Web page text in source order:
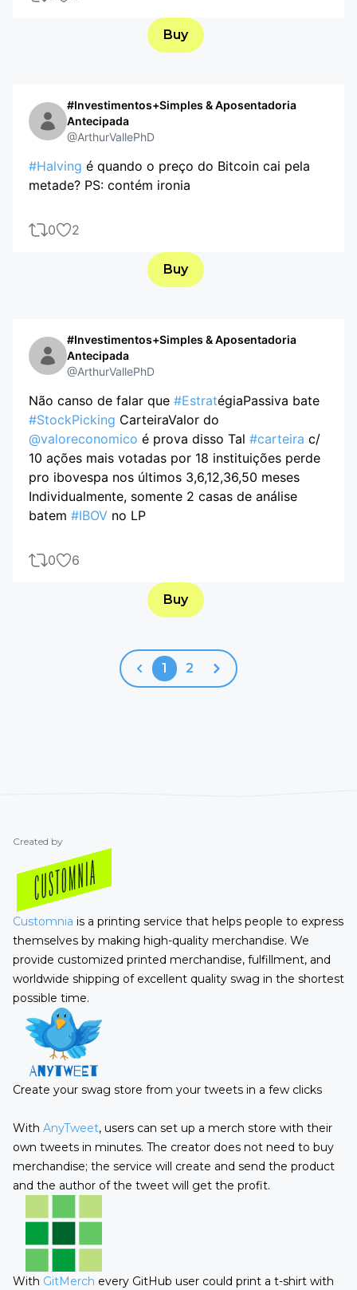
Buy
#Investimentos+Simples & Aposentadoria
Antecipada
@ArthurVallePhD
#Halving é quando o preço do Bitcoin cai pela
metade? PS: contém ironia
0 2
Buy
#Investimentos+Simples & Aposentadoria
Antecipada
@ArthurVallePhD
Não canso de falar que #EstratégiaPassiva bate
#StockPicking CarteiraValor do
@valoreconomico é prova disso Tal #carteira c/
10 ações mais votadas por 18 instituições perde
pro ibovespa nos últimos 3,6,12,36,50 meses
Individualmente, somente 2 casas de análise
batem #IBOV no LP
0 6
Buy
Previous
1 2
Next
Created by
Customnia is a printing service that helps people to express
themselves by making high-quality merchandise. We
provide customized printed merchandise, fulfillment, and
worldwide shipping of excellent quality swag in the shortest
possible time.
Create your swag store from your tweets in a few clicks
With AnyTweet, users can set up a merch store with their
own tweets in minutes. The creator does not need to buy
merchandise; the service will create and send the product
and the author of the tweet will get the profit.
With GitMerch every GitHub user could print a t-shirt with